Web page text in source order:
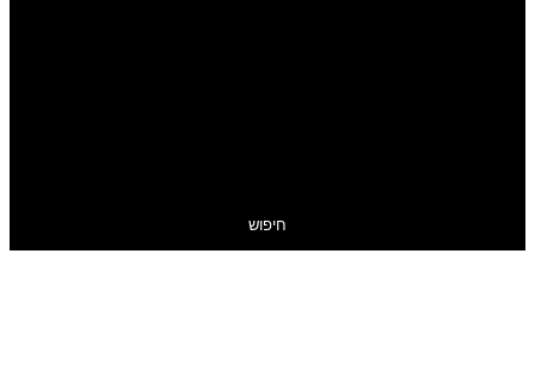
חיפוש